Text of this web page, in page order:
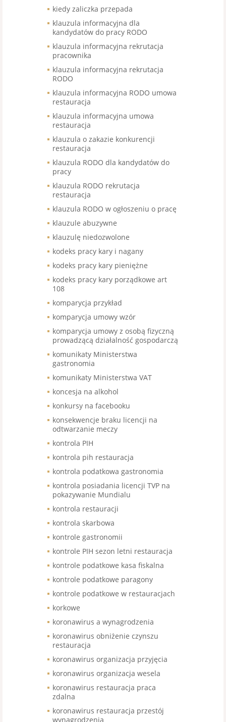
kiedy zaliczka przepada
klauzula informacyjna dla
kandydatów do pracy RODO
klauzula informacyjna rekrutacja
pracownika
klauzula informacyjna rekrutacja
RODO
klauzula informacyjna RODO umowa
restauracja
klauzula informacyjna umowa
restauracja
klauzula o zakazie konkurencji
restauracja
klauzula RODO dla kandydatów do
pracy
klauzula RODO rekrutacja
restauracja
klauzula RODO w ogłoszeniu o pracę
klauzule abuzywne
klauzulę niedozwolone
kodeks pracy kary i nagany
kodeks pracy kary pieniężne
kodeks pracy kary porządkowe art
108
komparycja przykład
komparycja umowy wzór
komparycja umowy z osobą fizyczną
prowadzącą działalność gospodarczą
komunikaty Ministerstwa
gastronomia
komunikaty Ministerstwa VAT
koncesja na alkohol
konkursy na facebooku
konsekwencje braku licencji na
odtwarzanie meczy
kontrola PIH
kontrola pih restauracja
kontrola podatkowa gastronomia
kontrola posiadania licencji TVP na
pokazywanie Mundialu
kontrola restauracji
kontrola skarbowa
kontrole gastronomii
kontrole PIH sezon letni restauracja
kontrole podatkowe kasa fiskalna
kontrole podatkowe paragony
kontrole podatkowe w restauracjach
korkowe
koronawirus a wynagrodzenia
koronawirus obniżenie czynszu
restauracja
koronawirus organizacja przyjęcia
koronawirus organizacja wesela
koronawirus restauracja praca
zdalna
koronawirus restauracja przestój
wynagrodzenia